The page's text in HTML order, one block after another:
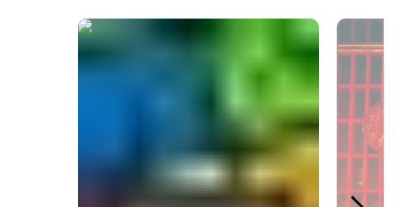
Media Carousel - Carousel with product photos. Use the